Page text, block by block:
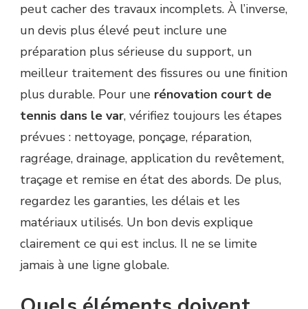
peut cacher des travaux incomplets. À l’inverse,
un devis plus élevé peut inclure une
préparation plus sérieuse du support, un
meilleur traitement des fissures ou une finition
plus durable. Pour une rénovation court de
tennis dans le var, vérifiez toujours les étapes
prévues : nettoyage, ponçage, réparation,
ragréage, drainage, application du revêtement,
traçage et remise en état des abords. De plus,
regardez les garanties, les délais et les
matériaux utilisés. Un bon devis explique
clairement ce qui est inclus. Il ne se limite
jamais à une ligne globale.